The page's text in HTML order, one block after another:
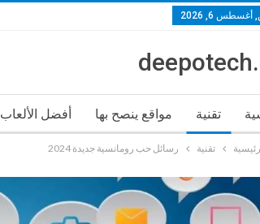
6, 2026
تقنية مواقع ينصح بها أفضل الألعاب
تقنية رسائل حب رومانسية جديدة 2024